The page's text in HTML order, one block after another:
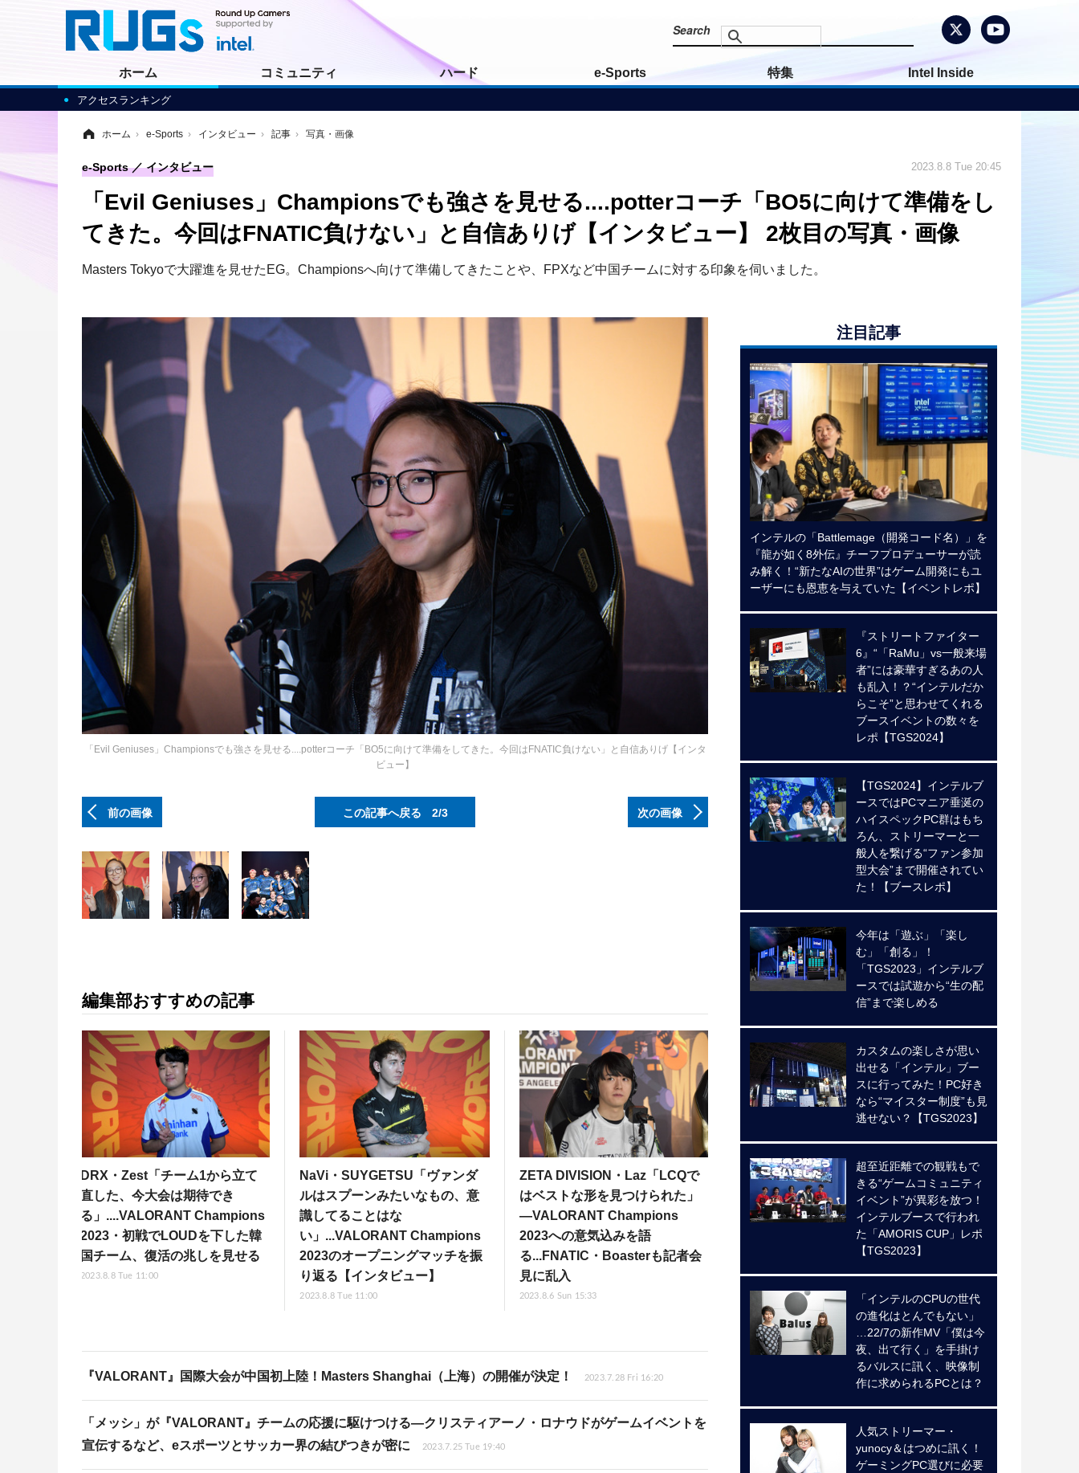
ホーム
アクセスランキング
コミュニティ ハード e-Sports 特集 Intel Inside
ホーム › e-Sports › インタビュー › 記事 › 写真・画像
「Evil Geniuses」Championsでも強さを見せる....potterコーチ「BO5に向けて準備をし
てきた。今回はFNATIC負けない」と自信ありげ【インタビュー】 2枚目の写真・画像
Masters Tokyoで大躍進を見せたEG。Championsへ向けて準備してきたことや、FPXなど中国チームに対する印象を伺いました。
e-Sports インタビュー 2023.8.8 Tue 20:45
「Evil Geniuses」Championsでも強さを見せる....potterコーチ「BO5に向けて準備をしてきた。今回はFNATIC負けない」と自信ありげ【インタ
ビュー】
前の画像 次の画像
この記事へ戻る 2/3
編集部おすすめの記事
DRX・Zest「チーム1から立て
直した、今大会は期待でき
る」....VALORANT Champions
2023・初戦でLOUDを下した韓
国チーム、復活の兆しを見せる
2023.8.8 Tue 11:00
NaVi・SUYGETSU「ヴァンダ
ルはスプーンみたいなもの、意
識してることはな
い」...VALORANT Champions
2023のオープニングマッチを振
り返る【インタビュー】
2023.8.8 Tue 11:00
ZETA DIVISION・Laz「LCQで
はベストな形を見つけられた」
―VALORANT Champions
2023への意気込みを語
る...FNATIC・Boasterも記者会
見に乱入
2023.8.6 Sun 15:33
『VALORANT』国際大会が中国初上陸！Masters Shanghai（上海）の開催が決定！ 2023.7.28 Fri 16:20
「メッシ」が『VALORANT』チームの応援に駆けつける―クリスティアーノ・ロナウドがゲームイベントを
宣伝するなど、eスポーツとサッカー界の結びつきが密に
2023.7.25 Tue 19:40
注目記事
インテルの「Battlemage（開発コード名）」を
『龍が如く8外伝』チーフプロデューサーが読
み解く！“新たなAIの世界”はゲーム開発にもユ
ーザーにも恩恵を与えていた【イベントレポ】
『ストリートファイター
6』“「RaMu」vs一般来場
者”には豪華すぎるあの人
も乱入！？“インテルだか
らこそ”と思わせてくれる
ブースイベントの数々を
レポ【TGS2024】
【TGS2024】インテルブ
ースではPCマニア垂涎の
ハイスペックPC群はもち
ろん、ストリーマーと一
般人を繋げる“ファン参加
型大会”まで開催されてい
た！【ブースレポ】
今年は「遊ぶ」「楽し
む」「創る」！
「TGS2023」インテルブ
ースでは試遊から“生の配
信”まで楽しめる
カスタムの楽しさが思い
出せる「インテル」ブー
スに行ってみた！PC好き
なら“マイスター制度”も見
逃せない？【TGS2023】
超至近距離での観戦もで
きる“ゲームコミュニティ
イベント”が異彩を放つ！
インテルブースで行われ
た「AMORIS CUP」レポ
【TGS2023】
「インテルのCPUの世代
の進化はとんでもない」
…22/7の新作MV「僕は今
夜、出て行く」を手掛け
るバルスに訊く、映像制
作に求められるPCとは？
人気ストリーマー・
yunocy＆はつめに訊く！
ゲーミングPC選びに必要